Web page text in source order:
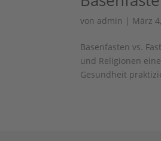
von admin | März
Basenfasten vs.
und Religionen
Gesundheit